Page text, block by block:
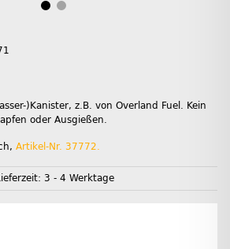
)Kanister, z.B. von Overland Fuel. Kein
oder Ausgießen.
Artikel-Nr. 37772.
3 - 4 Werktage